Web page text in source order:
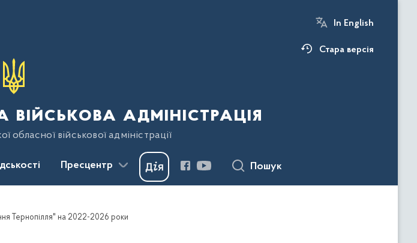
In English
Стара версія
адміністрація
обласної військової адміністрації
Пресцентр Пошук
Тернопілля" на 2022-2026 роки